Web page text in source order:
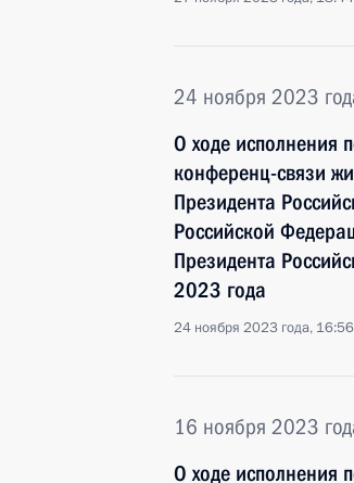
24 ноября 2023
О ходе исполнения
конференц-связи
Президента
Российской
Президента
2023 года
24 ноября 2023 года, 16:56
16 ноября 2023
О ходе исполнения